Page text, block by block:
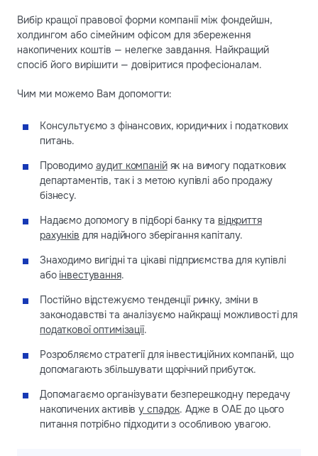
Вибір кращої правової форми компанії між фондейшн,
холдингом або сімейним офісом для збереження
накопичених коштів — нелегке завдання. Найкращий
спосіб його вирішити — довіритися професіоналам.
Чим ми можемо Вам допомогти:
Консультуємо з фінансових, юридичних і податкових
питань.
Проводимо аудит компанійяк на вимогу податкових
департаментів, так і з метою купівлі або продажу
бізнесу.
Надаємо допомогу в підборі банку та відкриття
рахунків для надійного зберігання капіталу.
Знаходимо вигідні та цікаві підприємства для купівлі
або інвестування.
Постійно відстежуємо тенденції ринку, зміни в
законодавстві та аналізуємо найкращі можливості для
податкової оптимізації.
Розробляємо стратегії для інвестиційних компаній, що
допомагають збільшувати щорічний прибуток.
Допомагаємо організувати безперешкодну передачу
накопичених активіву спадок. Адже в ОАЕ до цього
питання потрібно підходити з особливою увагою.